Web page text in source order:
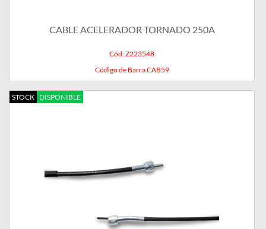
CABLE ACELERADOR TORNADO 250A
Cód: Z223548
Código de Barra CAB59
STOCK DISPONIBLE